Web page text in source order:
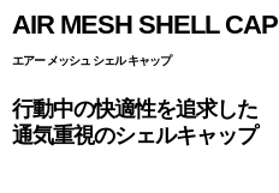
AIR MESH SHELL CAP
エアー メッシュ シェル キャップ
行動中の快適性を追求した
通気重視のシェルキャップ